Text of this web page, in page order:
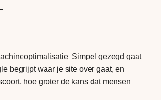
Simpel gezegd gaat
begrijpt waar je site over gaat, en
hoe groter de kans dat mensen